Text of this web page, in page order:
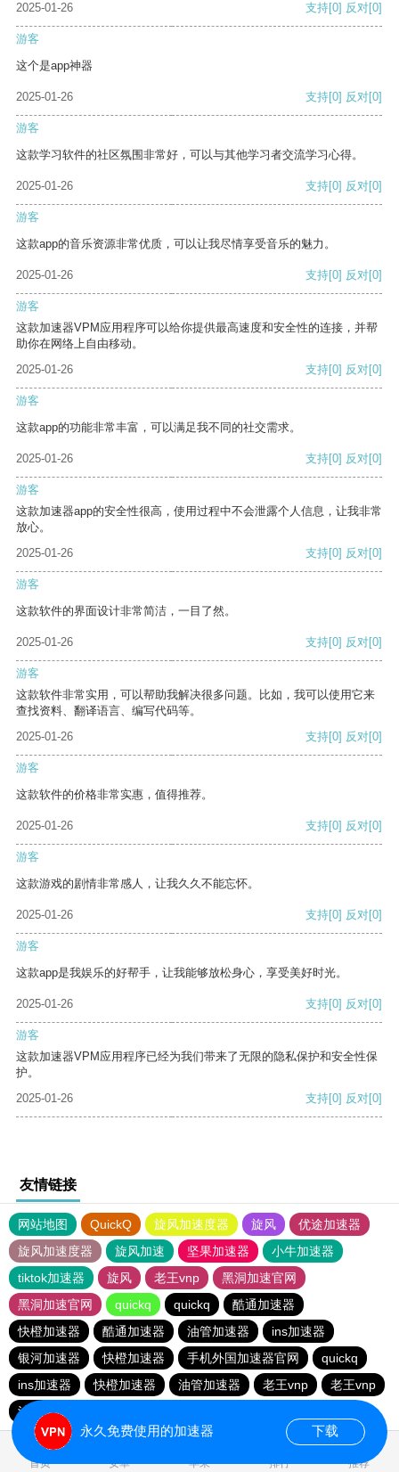
2025-01-26 支持[0] 反对[0]
游客
这个是app神器
2025-01-26 支持[0] 反对[0]
游客
这款学习软件的社区氛围非常好，可以与其他学习者交流学习心得。
2025-01-26 支持[0] 反对[0]
游客
这款app的音乐资源非常优质，可以让我尽情享受音乐的魅力。
2025-01-26 支持[0] 反对[0]
游客
这款加速器VPM应用程序可以给你提供最高速度和安全性的连接，并帮
助你在网络上自由移动。
2025-01-26
支持[0] 反对[0]
游客
这款app的功能非常丰富，可以满足我不同的社交需求。
2025-01-26 支持[0] 反对[0]
游客
这款加速器app的安全性很高，使用过程中不会泄露个人信息，让我非常
放心。
2025-01-26
支持[0] 反对[0]
游客
这款软件的界面设计非常简洁，一目了然。
2025-01-26 支持[0] 反对[0]
游客
这款软件非常实用，可以帮助我解决很多问题。比如，我可以使用它来
查找资料、翻译语言、编写代码等。
2025-01-26
支持[0] 反对[0]
游客
这款软件的价格非常实惠，值得推荐。
2025-01-26 支持[0] 反对[0]
游客
这款游戏的剧情非常感人，让我久久不能忘怀。
2025-01-26 支持[0] 反对[0]
游客
这款app是我娱乐的好帮手，让我能够放松身心，享受美好时光。
2025-01-26 支持[0] 反对[0]
游客
这款加速器VPM应用程序已经为我们带来了无限的隐私保护和安全性保
护。
2025-01-26
支持[0] 反对[0]
友情链接
网站地图 QuickQ 旋风加速度器 旋风
优途加速器
旋风加速度器
旋风加速 坚果加速器
小牛加速器
tiktok加速器
旋风 老王vnp
黑洞加速官网
黑洞加速官网
quickq quickq
酷通加速器
快橙加速器
酷通加速器 油管加速器
ins加速器
银河加速器
快橙加速器 手机外国加速器官网
quickq
ins加速器
快橙加速器 油管加速器 老王vnp
老王vnp
油管加速器
首页 安卓 苹果 排行 推荐
永久免费使用的加速器 下载